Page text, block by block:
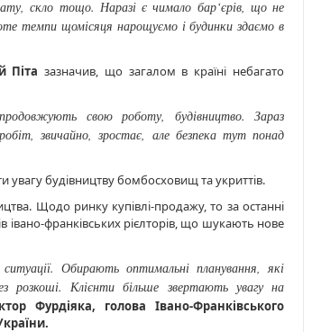
скло тощо. Наразі є чимало бар‘єрів, що не
темпи щомісяця нарощуємо і будинки здаємо в
Піта зазначив, що загалом в країні небагато
свою роботу, будівництво. Зараз
звичайно, зростає, але безпека тут понад
будівництву бомбосховищ та укриттів.
Щодо ринку купівлі-продажу, то за останні
івано-франківських рієлторів, що шукають нове
Обирають оптимальні планування, які
Клієнти більше звертають увагу на
Фурдіяка, голова Івано-Франківського